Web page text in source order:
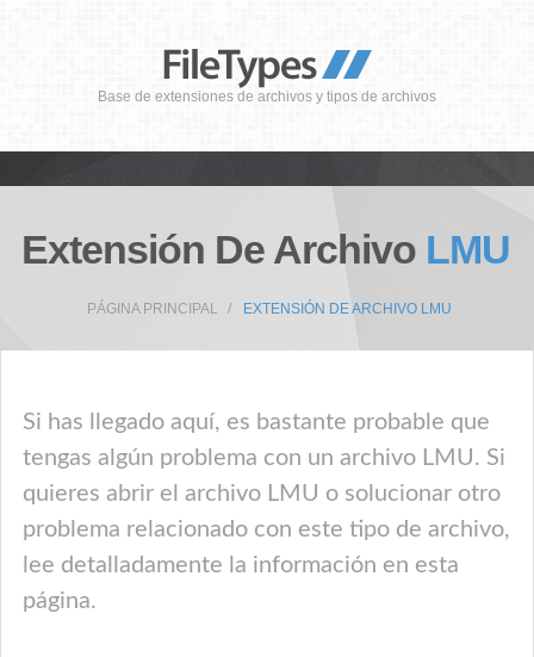
Base de extensiones de archivos y tipos de archivos
Extensión De Archivo LMU
PÁGINA PRINCIPAL EXTENSIÓN DE ARCHIVO LMU
Si has llegado aquí, es bastante probable que
tengas algún problema con un archivo LMU. Si
quieres abrir el archivo LMU o solucionar otro
problema relacionado con este tipo de archivo,
lee detalladamente la información en esta
página.